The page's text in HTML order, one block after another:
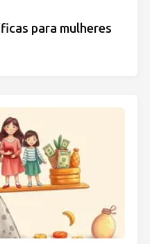
para mulheres